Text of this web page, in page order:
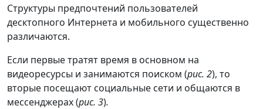
Структуры предпочтений пользователей
десктопного Интернета и мобильного существенно
различаются.
Если первые тратят время в основном на
видеоресурсы и занимаются поиском (рис. 2), то
вторые посещают социальные сети и общаются в
мессенджерах (рис. 3).